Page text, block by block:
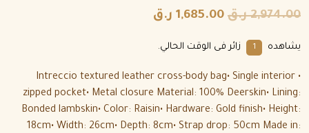
2,974.00 ر.ق 1,685.00 ر.ق
يشاهده 1 زائر فى الوقت الحالي.
• Intreccio textured leather cross-body bag• Single interior
zipped pocket• Metal closure Material: 100% Deerskin• Lining:
Bonded lambskin• Color: Raisin• Hardware: Gold finish• Height:
18cm• Width: 26cm• Depth: 8cm• Strap drop: 50cm Made in: